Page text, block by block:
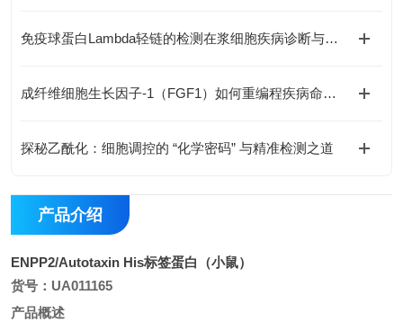
免疫球蛋白Lambda轻链的检测在浆细胞疾病诊断与鉴别中有何价值？
成纤维细胞生长因子-1（FGF1）如何重编程疾病命运与国自然研究新范式
探秘乙酰化：细胞调控的 “化学密码” 与精准检测之道
产品介绍
ENPP2/Autotaxin His标签蛋白（小鼠）
货号：UA011165
产品概述